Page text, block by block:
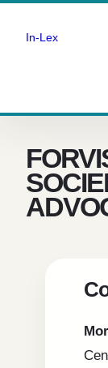
Saltar
conteúdo
In-Lex